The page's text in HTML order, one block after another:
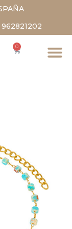
962821202
0